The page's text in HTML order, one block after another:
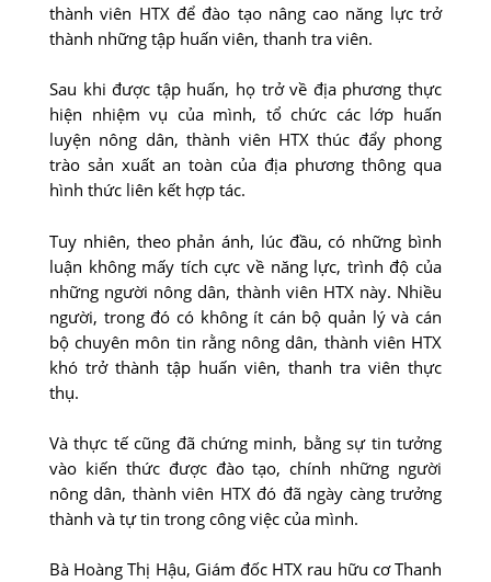
thành viên HTX để đào tạo nâng cao năng lực trở
thành những tập huấn viên, thanh tra viên.
Sau khi được tập huấn, họ trở về địa phương thực
hiện nhiệm vụ của mình, tổ chức các lớp huấn
luyện nông dân, thành viên HTX thúc đẩy phong
trào sản xuất an toàn của địa phương thông qua
hình thức liên kết hợp tác.
Tuy nhiên, theo phản ánh, lúc đầu, có những bình
luận không mấy tích cực về năng lực, trình độ của
những người nông dân, thành viên HTX này. Nhiều
người, trong đó có không ít cán bộ quản lý và cán
bộ chuyên môn tin rằng nông dân, thành viên HTX
khó trở thành tập huấn viên, thanh tra viên thực
thụ.
Và thực tế cũng đã chứng minh, bằng sự tin tưởng
vào kiến thức được đào tạo, chính những người
nông dân, thành viên HTX đó đã ngày càng trưởng
thành và tự tin trong công việc của mình.
Bà Hoàng Thị Hậu, Giám đốc HTX rau hữu cơ Thanh